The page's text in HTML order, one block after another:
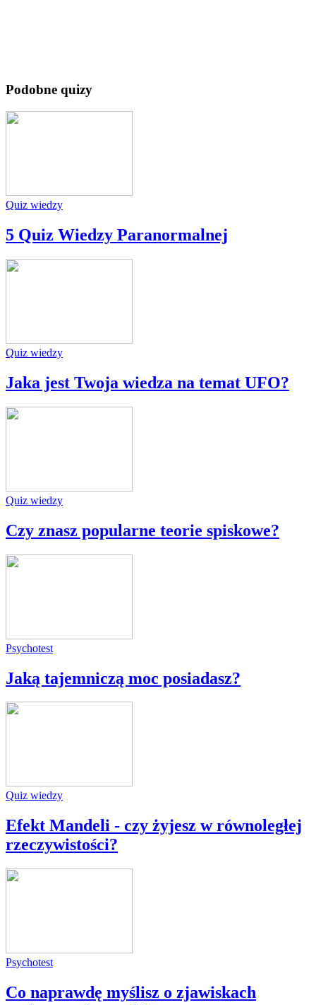
Podobne quizy
Quiz wiedzy
5 Quiz Wiedzy Paranormalnej
Quiz wiedzy
Jaka jest Twoja wiedza na temat UFO?
Quiz wiedzy
Czy znasz popularne teorie spiskowe?
Psychotest
Jaką tajemniczą moc posiadasz?
Quiz wiedzy
Efekt Mandeli - czy żyjesz w równoległej
rzeczywistości?
Psychotest
Co naprawdę myślisz o zjawiskach